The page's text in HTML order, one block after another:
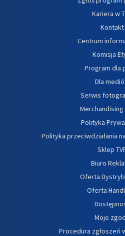
Kariera w
Kontakt
Centrum
Komisja
Program dla
Dla
Serwis
Merchandising
Polityka
Polityka przeciwdziałania
Sklep
Biuro
Oferta
Oferta
Moje
Procedura zgłoszeń